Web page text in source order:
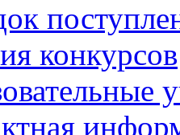
конкурсов